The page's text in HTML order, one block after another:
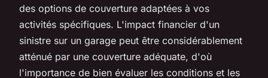
des options de couverture adaptées à vos
activités spécifiques. L'impact financier d'un
sinistre sur un garage peut être considérablement
atténué par une couverture adéquate, d'où
l'importance de bien évaluer les conditions et les